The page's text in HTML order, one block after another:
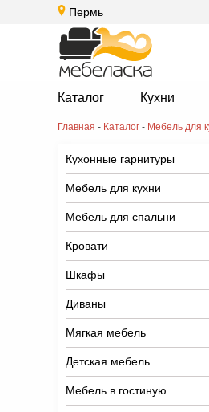
Пермь
Каталог Кухни
Главная - Каталог - Мебель для
Кухонные гарнитуры
Мебель для кухни
Мебель для спальни
Кровати
Шкафы
Диваны
Мягкая мебель
Детская мебель
Мебель в гостиную